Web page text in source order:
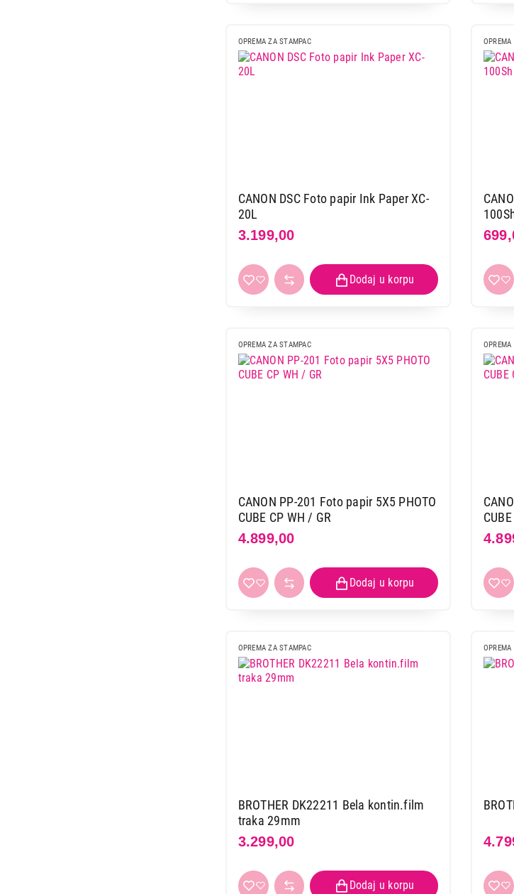
OPREMA ZA STAMPAC
CANON DSC Foto papir Ink Paper XC-
20L
3.199,00
OPREMA ZA STAMPAC
CANON PP-201 Foto papir 5X5 PHOTO
CUBE CP WH / GR
4.899,00
OPREMA ZA STAMPAC
BROTHER DK22211 Bela kontin.film
traka 29mm
3.299,00
Ukupno u korpi: